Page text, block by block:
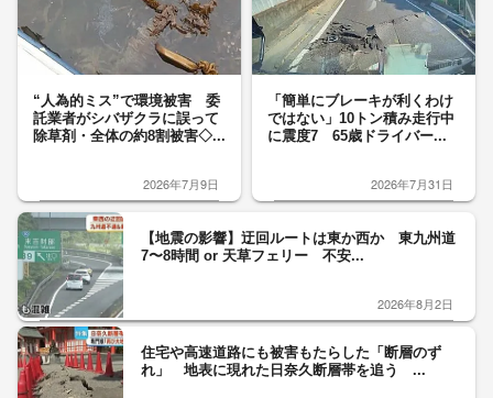
“人為的ミス”で環境被害 委
託業者がシバザクラに誤って
除草剤・全体の約8割被害◇...
2026年7月9日
「簡単にブレーキが利くわけ
ではない」10トン積み走行中
に震度7 65歳ドライバー...
2026年7月31日
【地震の影響】迂回ルートは東か西か 東九州道
7〜8時間 or 天草フェリー 不安...
2026年8月2日
住宅や高速道路にも被害もたらした「断層のず
れ」 地表に現れた日奈久断層帯を追う ...